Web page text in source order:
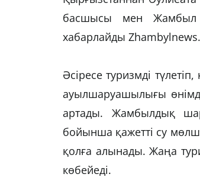
басшысы мен Жамбыл
хабарлайды Zhambylnews.
Әсіресе туризмді
ауылшаруашылығы
артады. Жамбылдық
бойынша қажетті су
қолға алынады. Жаңа
көбейеді.